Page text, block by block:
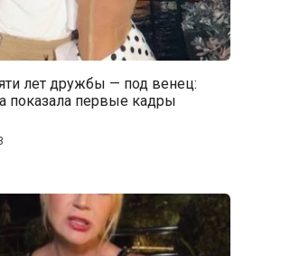
лет дружбы — под венец:
показала первые кадры